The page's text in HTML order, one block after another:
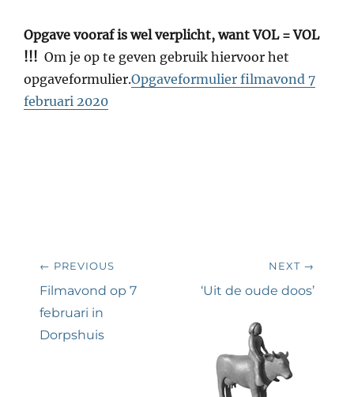
Opgave vooraf is wel verplicht, want VOL = VOL
!!! Om je op te geven gebruik hiervoor het
opgaveformulier.Opgaveformulier filmavond 7
februari 2020
Bericht
navigatie
← PREVIOUS
Previous
post:
Filmavond op 7
februari in
Dorpshuis
NEXT →
Next
‘Uit de oude doos’